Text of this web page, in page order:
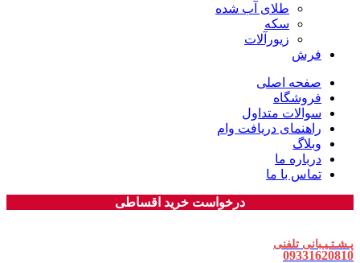
طلای آب شده
سکه
زیورآلات
فرش
صفحه اصلی
فروشگاه
سوالات متداول
راهنمای دریافت وام
وبلاگ
درباره ما
تماس با ما
درخواست خرید اقساطی
پـشـتـیـبانی تلفنی
09331620810